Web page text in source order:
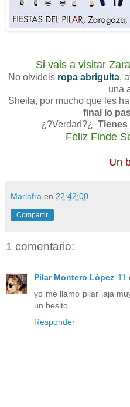
Si vais a visitar
No olvideis ropa abriguita,
una
Sheila, por mucho que les
final lo
¿?Verdad?¿ Tienes
Feliz Finde
Un
Marlafra en 22:42:00
Compartir
1 comentario:
Pilar Montero López 11
yo me llamo pilar jaja
un besito
Responder